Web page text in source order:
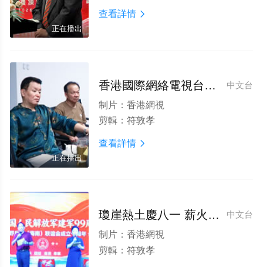
正在播出
查看詳情 
正在播出
中文台
香港國際網絡電視台赴海南立樹集團調研 共探南藥産業出海新路徑
制片： 香港網視
剪輯： 符敦孝
查看詳情 
中文台
瓊崖熱土慶八一 薪火十載續榮光——四野子弟歡慶建軍99周年系列活動圓滿舉辦
制片： 香港網視
剪輯： 符敦孝